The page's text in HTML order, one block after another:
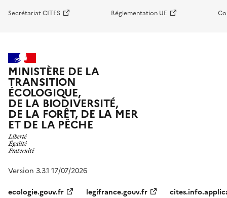
Secrétariat CITES Réglementation UE
MINISTÈRE DE LA
TRANSITION
ÉCOLOGIQUE,
DE LA BIODIVERSITÉ,
DE LA FORÊT, DE LA MER
ET DE LA PÊCHE
Version 3.3.1 17/07/2026
ecologie.gouv.fr
legifrance.gouv.fr